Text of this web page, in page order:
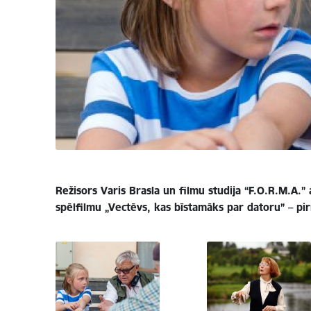
Režisors Varis Brasla un filmu studija
spēlfilmu „Vectēvs, kas bīstamāks par datoru” –